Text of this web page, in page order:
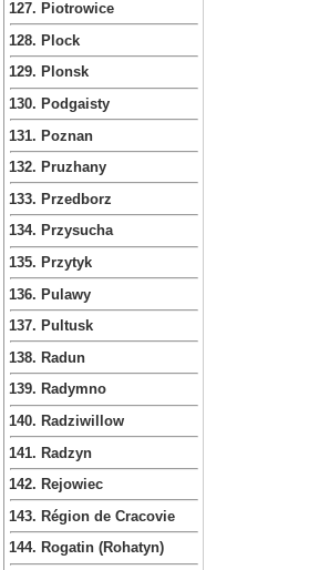
127. Piotrowice
128. Plock
129. Plonsk
130. Podgaisty
131. Poznan
132. Pruzhany
133. Przedborz
134. Przysucha
135. Przytyk
136. Pulawy
137. Pultusk
138. Radun
139. Radymno
140. Radziwillow
141. Radzyn
142. Rejowiec
143. Région de Cracovie
144. Rogatin (Rohatyn)